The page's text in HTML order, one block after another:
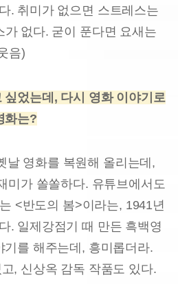
. 취미가 없으면 스트레스는
가 없다. 굳이 푼다면 요새는
음)
싶었는데, 다시 영화 이야기로
화는?
날 영화를 복원해 올리는데,
미가 쏠쏠하다. 유튜브에서도
<반도의 봄>이라는, 1941년
. 일제강점기 때 만든 흑백영
기를 해주는데, 흥미롭더라.
, 신상옥 감독 작품도 있다.